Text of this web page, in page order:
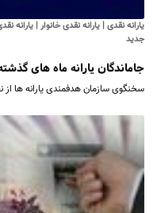
یارانه نقدی | یارانه نقدی خانوار | یارانه
جدید
جاماندگان یارانه‌ ماه های
سخنگوی سازمان هدفمندی یارانه ها از